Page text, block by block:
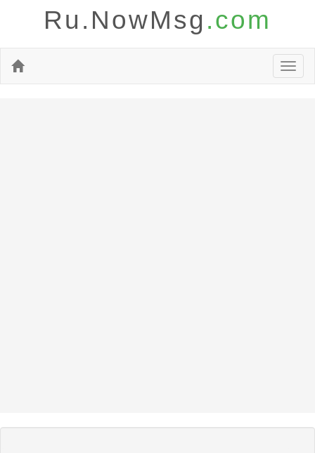
Ru.NowMsg.com